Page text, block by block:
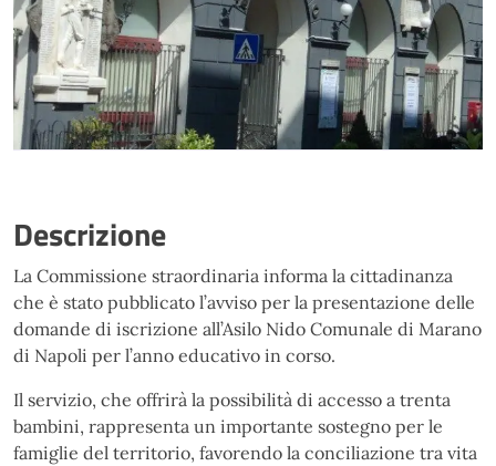
Descrizione
La Commissione straordinaria informa la cittadinanza
che è stato pubblicato l’avviso per la presentazione delle
domande di iscrizione all’Asilo Nido Comunale di Marano
di Napoli per l’anno educativo in corso.
Il servizio, che offrirà la possibilità di accesso a trenta
bambini, rappresenta un importante sostegno per le
famiglie del territorio, favorendo la conciliazione tra vita